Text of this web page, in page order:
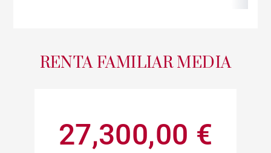
RENTA FAMILIAR MEDIA
27,300,00 €